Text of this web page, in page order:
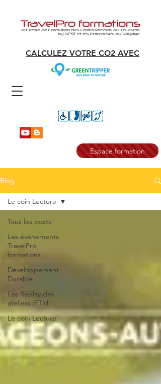
CALCULEZ VOTRE CO2 AVEC
Espace formation
Blog
Tous les posts
Les évènements
TravelPro
formations
Développement
Durable
Les Replay des
ateliers IFTM
Le coin Lecture
Le coin Lecture